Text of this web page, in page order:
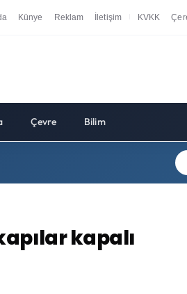
Künye Reklam İletişim KVKK
Çevre Bilim
kapalı